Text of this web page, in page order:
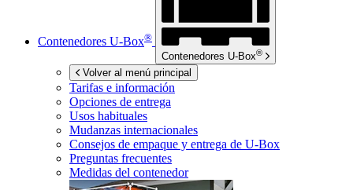
Contenedores U-Box®
Contenedores U-Box®
Volver al menú principal
Tarifas e información
Opciones de entrega
Usos habituales
Mudanzas internacionales
Consejos de empaque y entrega de U-Box
Preguntas frecuentes
Medidas del contenedor